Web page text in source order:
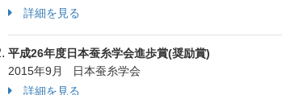
詳細を見る
平成26年度日本蚕糸学会進歩賞(奨励賞)
2015年9月 日本蚕糸学会
詳細を見る